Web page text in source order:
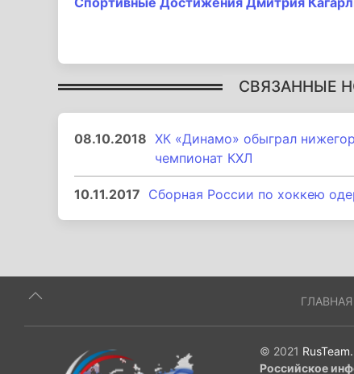
СВЯЗАННЫЕ
08.10.2018 ХК «Динамо» обыграл
чемпионат КХЛ
10.11.2017 Сборная России по хоккею
ГЛАВНАЯ
© 2021
Российское